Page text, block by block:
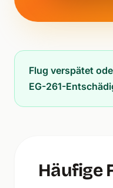
Flug verspätet
EG-261-
Häufige